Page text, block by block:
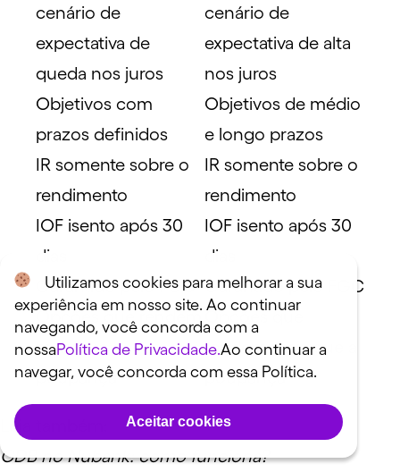
cenário de
expectativa de
queda nos juros
cenário de
expectativa de alta
nos juros
Objetivos com
prazos definidos
Objetivos de médio
e longo prazos
IR somente sobre o
rendimento
IR somente sobre o
rendimento
IOF isento após 30
dias
IOF isento após 30
dias
Garantido pelo FGC Garantido pelo FGC
Opções que rendem
mais que a
poupança
Opções que
rendem mais que a
poupança
Leia também:
CDB no Nubank: como funciona?
Utilizamos cookies para melhorar a sua
experiência em nosso site. Ao continuar
navegando, você concorda com a
nossaPolítica de Privacidade.Ao continuar a
navegar, você concorda com essa Política.
Aceitar cookies